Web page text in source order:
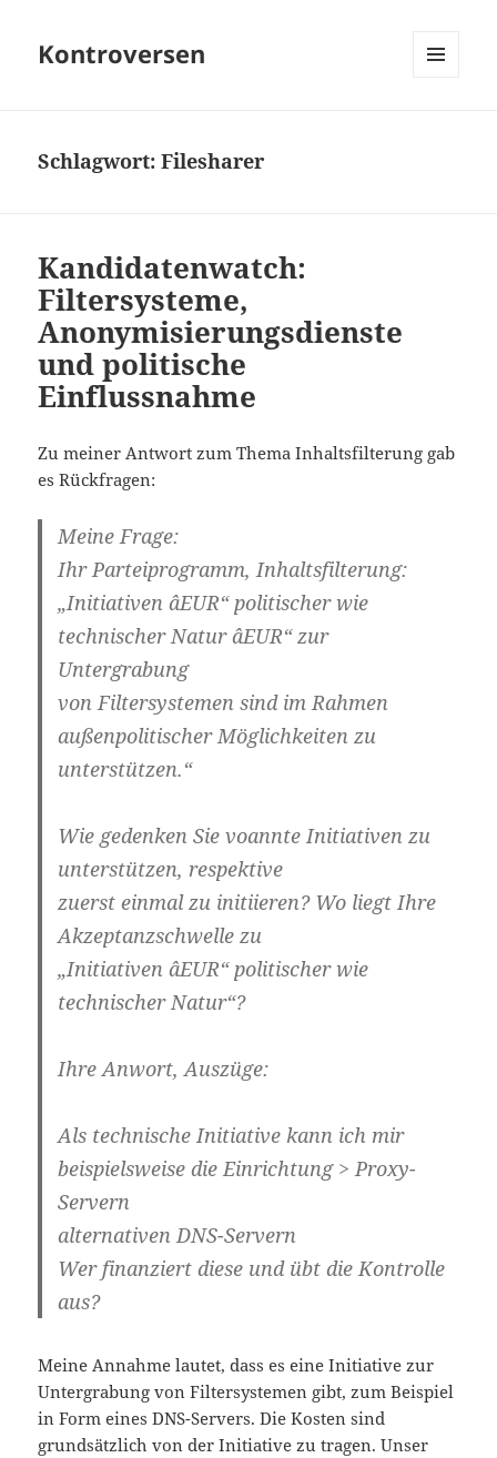
Kontroversen
Schlagwort:Filesharer
Kandidatenwatch:
Filtersysteme,
Anonymisierungsdienste
und politische
Einflussnahme
Zu meiner Antwort zum Thema Inhaltsfilterung gab
es Rückfragen:
Meine Frage:
Ihr Parteiprogramm, Inhaltsfilterung:
„Initiativen âEUR“ politischer wie
technischer Natur âEUR“ zur
Untergrabung
von Filtersystemen sind im Rahmen
außenpolitischer Möglichkeiten zu
unterstützen.“
Wie gedenken Sie voannte Initiativen zu
unterstützen, respektive
zuerst einmal zu initiieren? Wo liegt Ihre
Akzeptanzschwelle zu
„Initiativen âEUR“ politischer wie
technischer Natur“?
Ihre Anwort, Auszüge:
Als technische Initiative kann ich mir
beispielsweise die Einrichtung > Proxy-
Servern
alternativen DNS-Servern
Wer finanziert diese und übt die Kontrolle
aus?
Meine Annahme lautet, dass es eine Initiative zur
Untergrabung von Filtersystemen gibt, zum Beispiel
in Form eines DNS-Servers. Die Kosten sind
grundsätzlich von der Initiative zu tragen. Unser